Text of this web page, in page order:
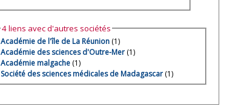
4 liens avec d'autres sociétés
Académie de l'île de La Réunion(1)
Académie des sciences d'Outre-Mer(1)
Académie malgache(1)
Société des sciences médicales de Madagascar(1)